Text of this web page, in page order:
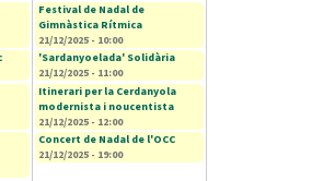
Festival de Nadal de
Gimnàstica Rítmica
21/12/2025 - 10:00
'Sardanyoelada' Solidària
21/12/2025 - 11:00
Itinerari per la Cerdanyola
modernista i noucentista
21/12/2025 - 12:00
Concert de Nadal de l'OCC
21/12/2025 - 19:00